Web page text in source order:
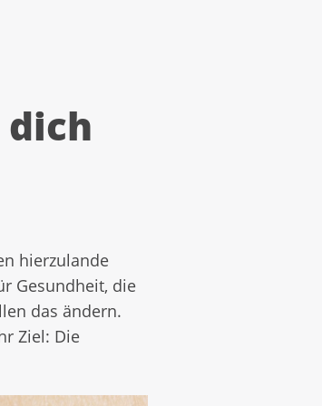
hierzulande
Gesundheit, die
das ändern.
Ziel: Die